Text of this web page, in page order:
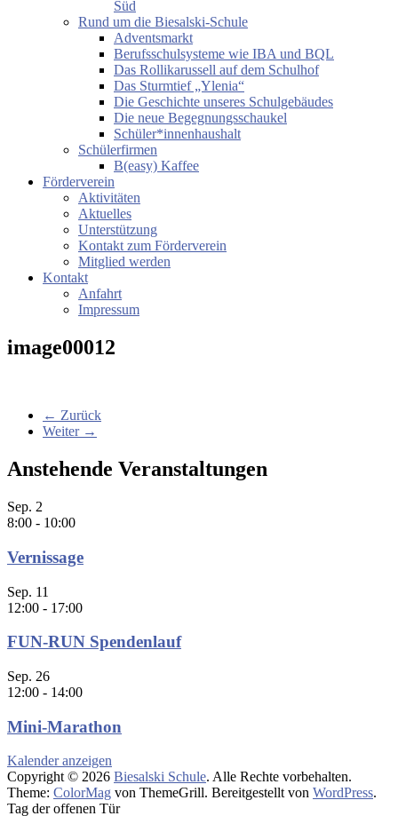
Süd
Rund um die Biesalski-Schule
Adventsmarkt
Berufsschulsysteme wie IBA und BQL
Das Rollikarussell auf dem Schulhof
Das Sturmtief „Ylenia“
Die Geschichte unseres Schulgebäudes
Die neue Begegnungsschaukel
Schüler*innenhaushalt
Schülerfirmen
B(easy) Kaffee
Förderverein
Aktivitäten
Aktuelles
Unterstützung
Kontakt zum Förderverein
Mitglied werden
Kontakt
Anfahrt
Impressum
image00012
← Zurück
Weiter →
Anstehende Veranstaltungen
Sep. 2
8:00 - 10:00
Vernissage
Sep. 11
12:00 - 17:00
FUN-RUN Spendenlauf
Sep. 26
12:00 - 14:00
Mini-Marathon
Kalender anzeigen
Copyright © 2026 Biesalski Schule. Alle Rechte vorbehalten.
Theme: ColorMag von ThemeGrill. Bereitgestellt von WordPress.
Tag der offenen Tür